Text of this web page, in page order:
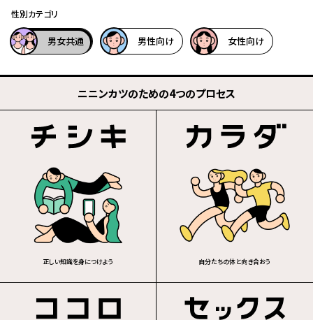
性別カテゴリ
男女共通 男性向け 女性向け
ニニンカツのための4つのプロセス
正しい知識を身につけよう 自分たちの体と向き合おう